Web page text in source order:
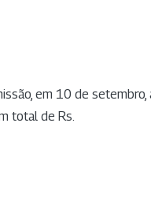
em 10 de setembro,
total de Rs.